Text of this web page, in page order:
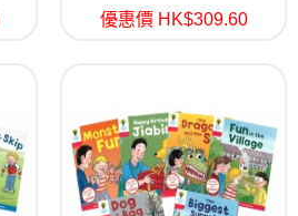
優惠價 HK$309.60